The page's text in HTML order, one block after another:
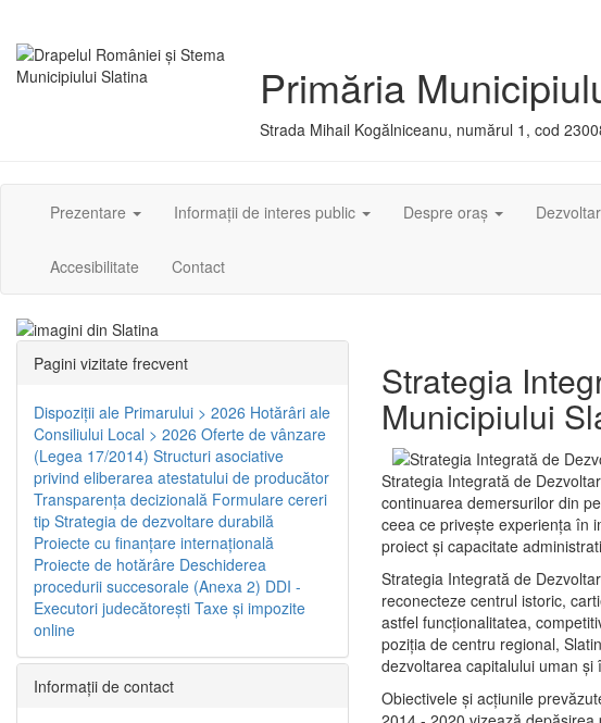
Primăria
Strada Mihail Kogălniceanu, numărul 1, cod
Prezentare Informații de interes public Despre oraș
Accesibilitate Contact
Strategia
Municipiului
Strategia Integrată de
continuarea demersurilor din
ceea ce priveşte experienţa în
proiect și capacitate
Strategia Integrată de
reconecteze centrul istoric,
astfel funcţionalitatea,
poziţia de centru regional,
dezvoltarea capitalului uman
Obiectivele şi acţiunile
Pagini vizitate frecvent
Dispoziţii ale Primarului > 2026 Hotărâri ale
Consiliului Local > 2026 Oferte de vânzare
(Legea 17/2014) Structuri asociative
privind eliberarea atestatului de producător
Transparenţa decizională Formulare cereri
tip Strategia de dezvoltare durabilă
Proiecte cu finanţare internaţională
Proiecte de hotărâre Deschiderea
procedurii succesorale (Anexa 2) DDI -
Executori judecătorești Taxe şi impozite
online
Informaţii de contact